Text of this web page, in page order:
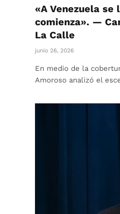
«A Venezuela
comienza». —
La Calle
junio 26, 2026
En medio de la
Amoroso analizó el